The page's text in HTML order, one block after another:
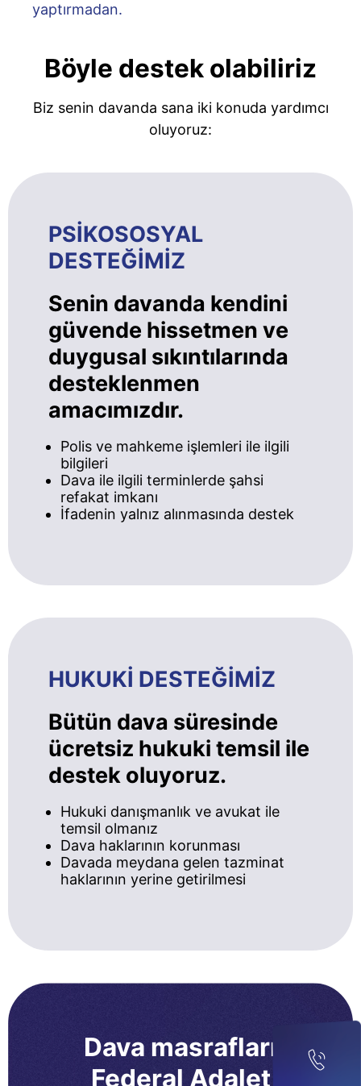
yaptırmadan.
Böyle destek olabiliriz
Biz senin davanda sana iki konuda yardımcı
oluyoruz:
PSİKOSOSYAL
DESTEĞİMİZ
Senin davanda kendini
güvende hissetmen ve
duygusal sıkıntılarında
desteklenmen
amacımızdır.
Polis ve mahkeme işlemleri ile ilgili
bilgileri
Dava ile ilgili terminlerde şahsi
refakat imkanı
İfadenin yalnız alınmasında destek
HUKUKİ DESTEĞİMİZ
Bütün dava süresinde
ücretsiz hukuki temsil ile
destek oluyoruz.
Hukuki danışmanlık ve avukat ile
temsil olmanız
Dava haklarının korunması
Davada meydana gelen tazminat
haklarının yerine getirilmesi
Dava masrafları
Federal Adalet